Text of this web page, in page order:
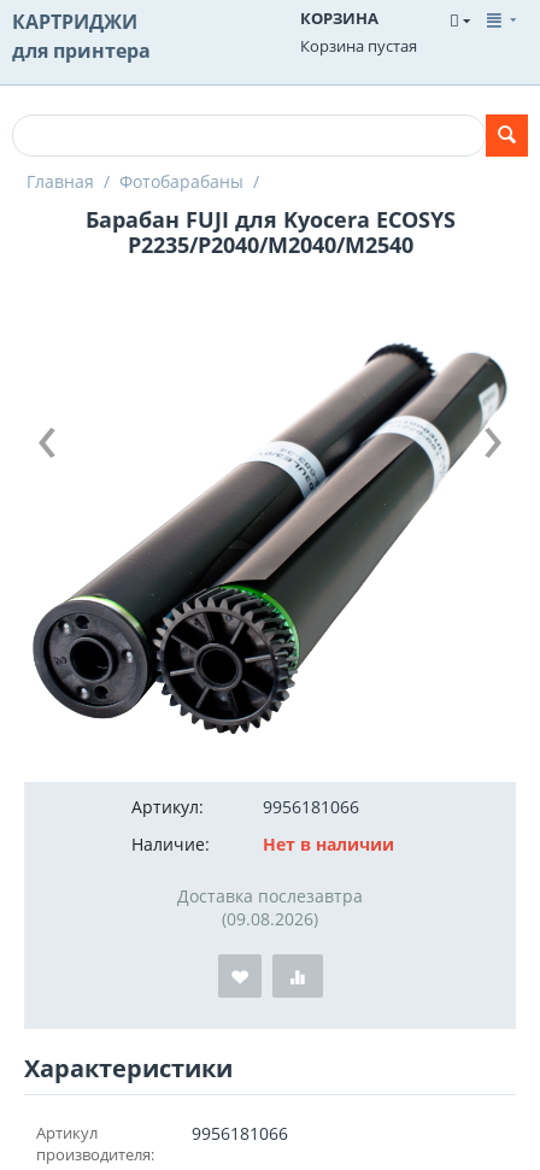
КАРТРИДЖИ
для принтера
КОРЗИНА
Корзина пустая
Главная / Фотобарабаны /
Барабан FUJI для Kyocera ECOSYS
P2235/P2040/M2040/M2540
2 100руб.
Артикул:
9956181066
Наличие:
Нет в наличии
Доставка послезавтра
(09.08.2026)
Характеристики
Артикул
производителя:
9956181066